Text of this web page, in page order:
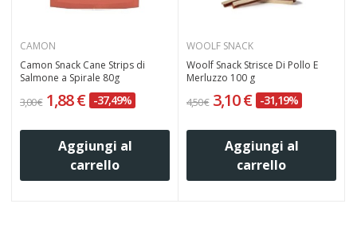
CAMON
Camon Snack Cane Strips di
Salmone a Spirale 80g
3,00 € 1,88 € -37,49%
Aggiungi al
carrello
WOOLF SNACK
Woolf Snack Strisce Di Pollo E
Merluzzo 100 g
4,50 € 3,10 € -31,19%
Aggiungi al
carrello